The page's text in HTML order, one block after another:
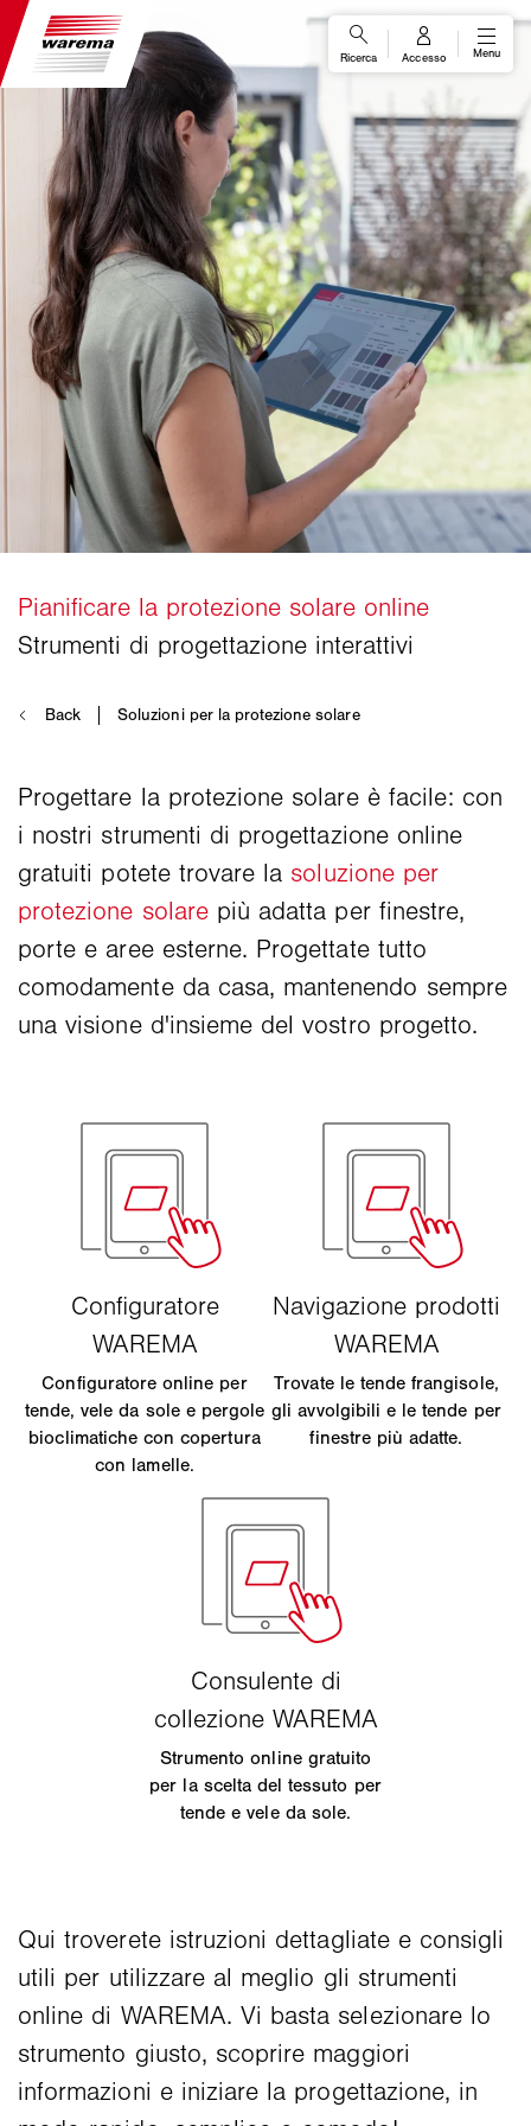
Progettare la protezione solare è facile: con
i nostri strumenti di progettazione online
gratuiti potete trovare la soluzione per
protezione solarepiù adatta per finestre,
porte e aree esterne. Progettate tutto
comodamente da casa, mantenendo sempre
una visione d'insieme del vostro progetto.
Configuratore online per
tende, vele da sole e pergole
bioclimatiche con copertura
con lamelle.
Trovate le tende frangisole,
gli avvolgibili e le tende per
finestre più adatte.
Strumento online gratuito
per la scelta del tessuto per
tende e vele da sole.
Qui troverete istruzioni dettagliate e consigli
utili per utilizzare al meglio gli strumenti
online di WAREMA. Vi basta selezionare lo
strumento giusto, scoprire maggiori
informazioni e iniziare la progettazione, in